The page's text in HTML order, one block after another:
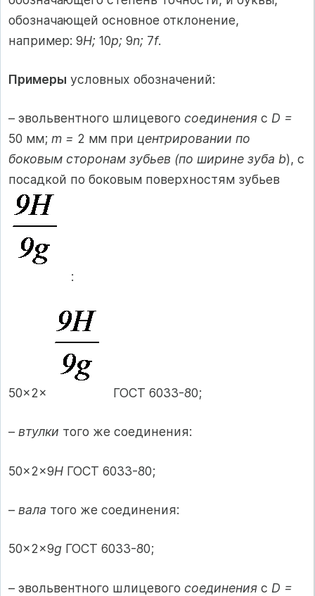
обозначающей основное отклонение,
например: 9H; 10p; 9n; 7f.
Примеры условных обозначений:
– эвольвентного шлицевого соединения с D =
50 мм; m = 2 мм при центрировании по
боковым сторонам зубьев (по ширине зуба b), с
посадкой по боковым поверхностям зубьев
:
50×2× ГОСТ 6033-80;
– втулки того же соединения:
50×2×9H ГОСТ 6033-80;
– вала того же соединения:
50×2×9g ГОСТ 6033-80;
– эвольвентного шлицевого соединения с D =